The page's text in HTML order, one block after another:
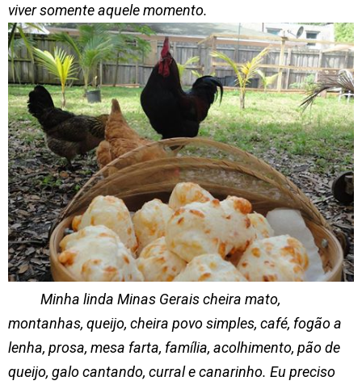
viver somente aquele momento.
Minha linda Minas Gerais cheira mato,
montanhas, queijo, cheira povo simples, café, fogão a
lenha, prosa, mesa farta, família, acolhimento, pão de
queijo, galo cantando, curral e canarinho. Eu preciso